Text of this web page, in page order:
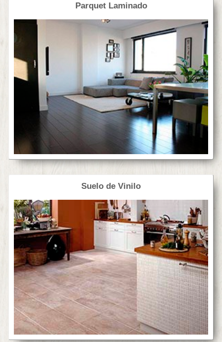
Parquet Laminado
Suelo de Vinilo